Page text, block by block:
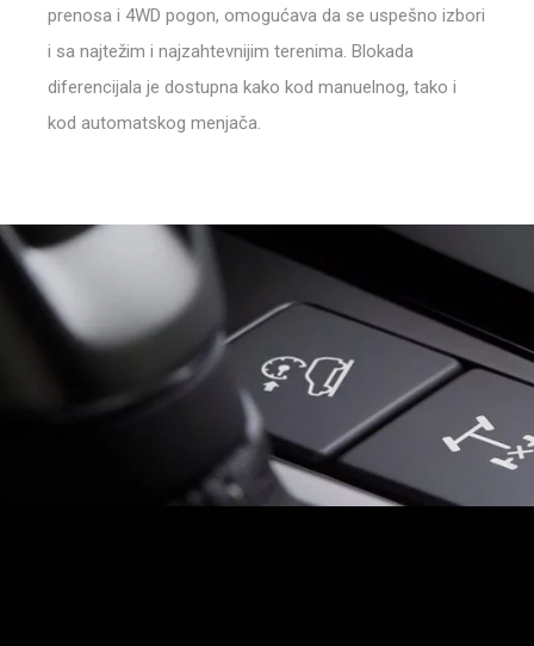
prenosa i 4WD pogon, omogućava da se uspešno izbori
i sa najtežim i najzahtevnijim terenima. Blokada
diferencijala je dostupna kako kod manuelnog, tako i
kod automatskog menjača.